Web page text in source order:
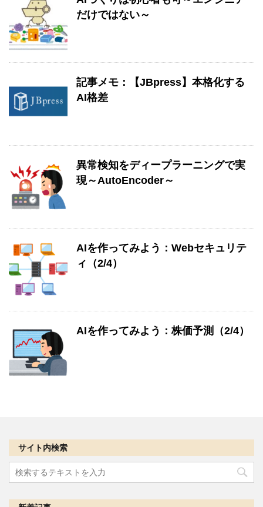
だけではない～
記事メモ：【JBpress】本格化する
AI格差
異常検知をディープラーニングで実
現～AutoEncoder～
AIを作ってみよう：Webセキュリテ
ィ（2/4）
AIを作ってみよう：株価予測（2/4）
サイト内検索